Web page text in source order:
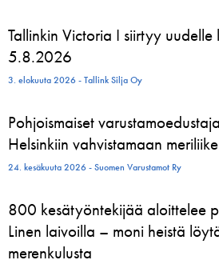
Tallinkin Victoria I siirtyy
5.8.2026
3. elokuuta 2026 - Tallink Silja Oy
Pohjoismaiset
Helsinkiin vahvistamaan
24. kesäkuuta 2026 - Suomen Varustamot Ry
800 kesätyöntekijää aloittelee
Linen laivoilla – moni heistä
merenkulusta